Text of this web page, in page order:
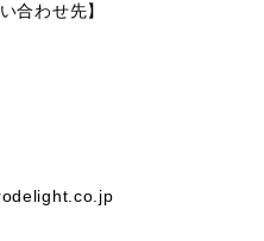
合わせ先】